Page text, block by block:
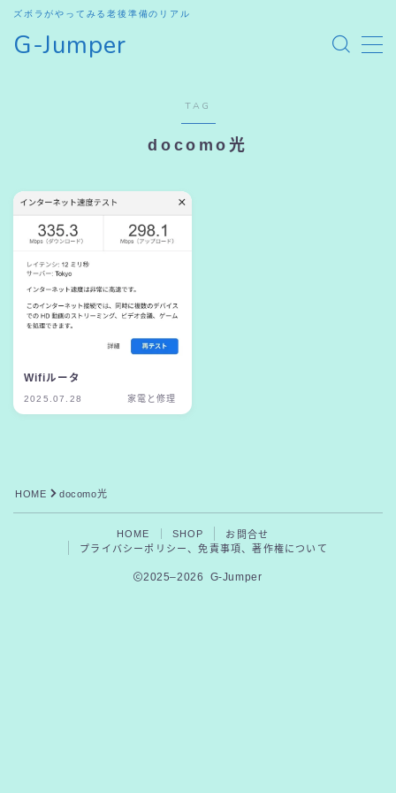
G-Jumper
ズボラがやってみる老後準備のリアル
お問合せ
TAG
docomo光
Wifiルータ
2025.07.28 家電と修理
HOME docomo光
HOME SHOP
お問合せ
プライバシーポリシー、免責事項、著作権について
2025–2026 G-Jumper